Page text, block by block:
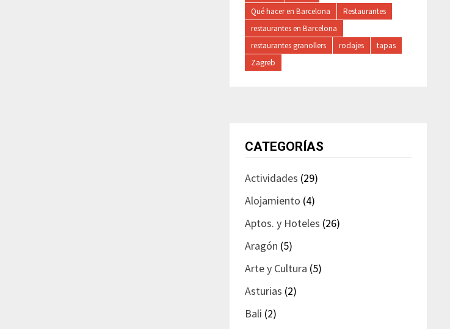
Qué hacer en Barcelona
Restaurantes
restaurantes en Barcelona
restaurantes granollers
rodajes
tapas
Zagreb
CATEGORÍAS
Actividades (29)
Alojamiento (4)
Aptos. y Hoteles (26)
Aragón (5)
Arte y Cultura (5)
Asturias (2)
Bali (2)